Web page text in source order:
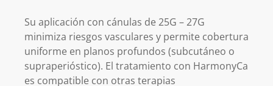
Su aplicación con cánulas de 25G – 27G
minimiza riesgos vasculares y permite cobertura
uniforme en planos profundos (subcutáneo o
supraperióstico). El tratamiento con HarmonyCa
es compatible con otras terapias